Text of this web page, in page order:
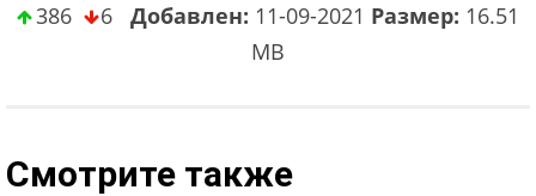
386 6 Добавлен: 11-09-2021 Размер: 16.51
MB
Смотрите также